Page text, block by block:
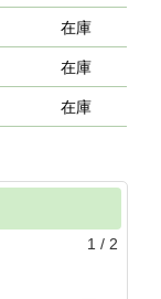
在庫
在庫
在庫
1 / 2